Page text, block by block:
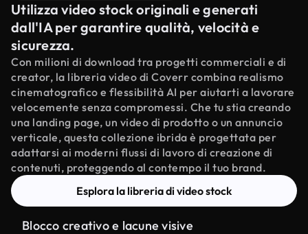
Utilizza video stock originali e generati
dall'IA per garantire qualità, velocità e
sicurezza.
Con milioni di download tra progetti commerciali e di
creator, la libreria video di Coverr combina realismo
cinematografico e flessibilità AI per aiutarti a lavorare
velocemente senza compromessi. Che tu stia creando
una landing page, un video di prodotto o un annuncio
verticale, questa collezione ibrida è progettata per
adattarsi ai moderni flussi di lavoro di creazione di
contenuti, proteggendo al contempo il tuo brand.
Esplora la libreria di video stock
Blocco creativo e lacune visive